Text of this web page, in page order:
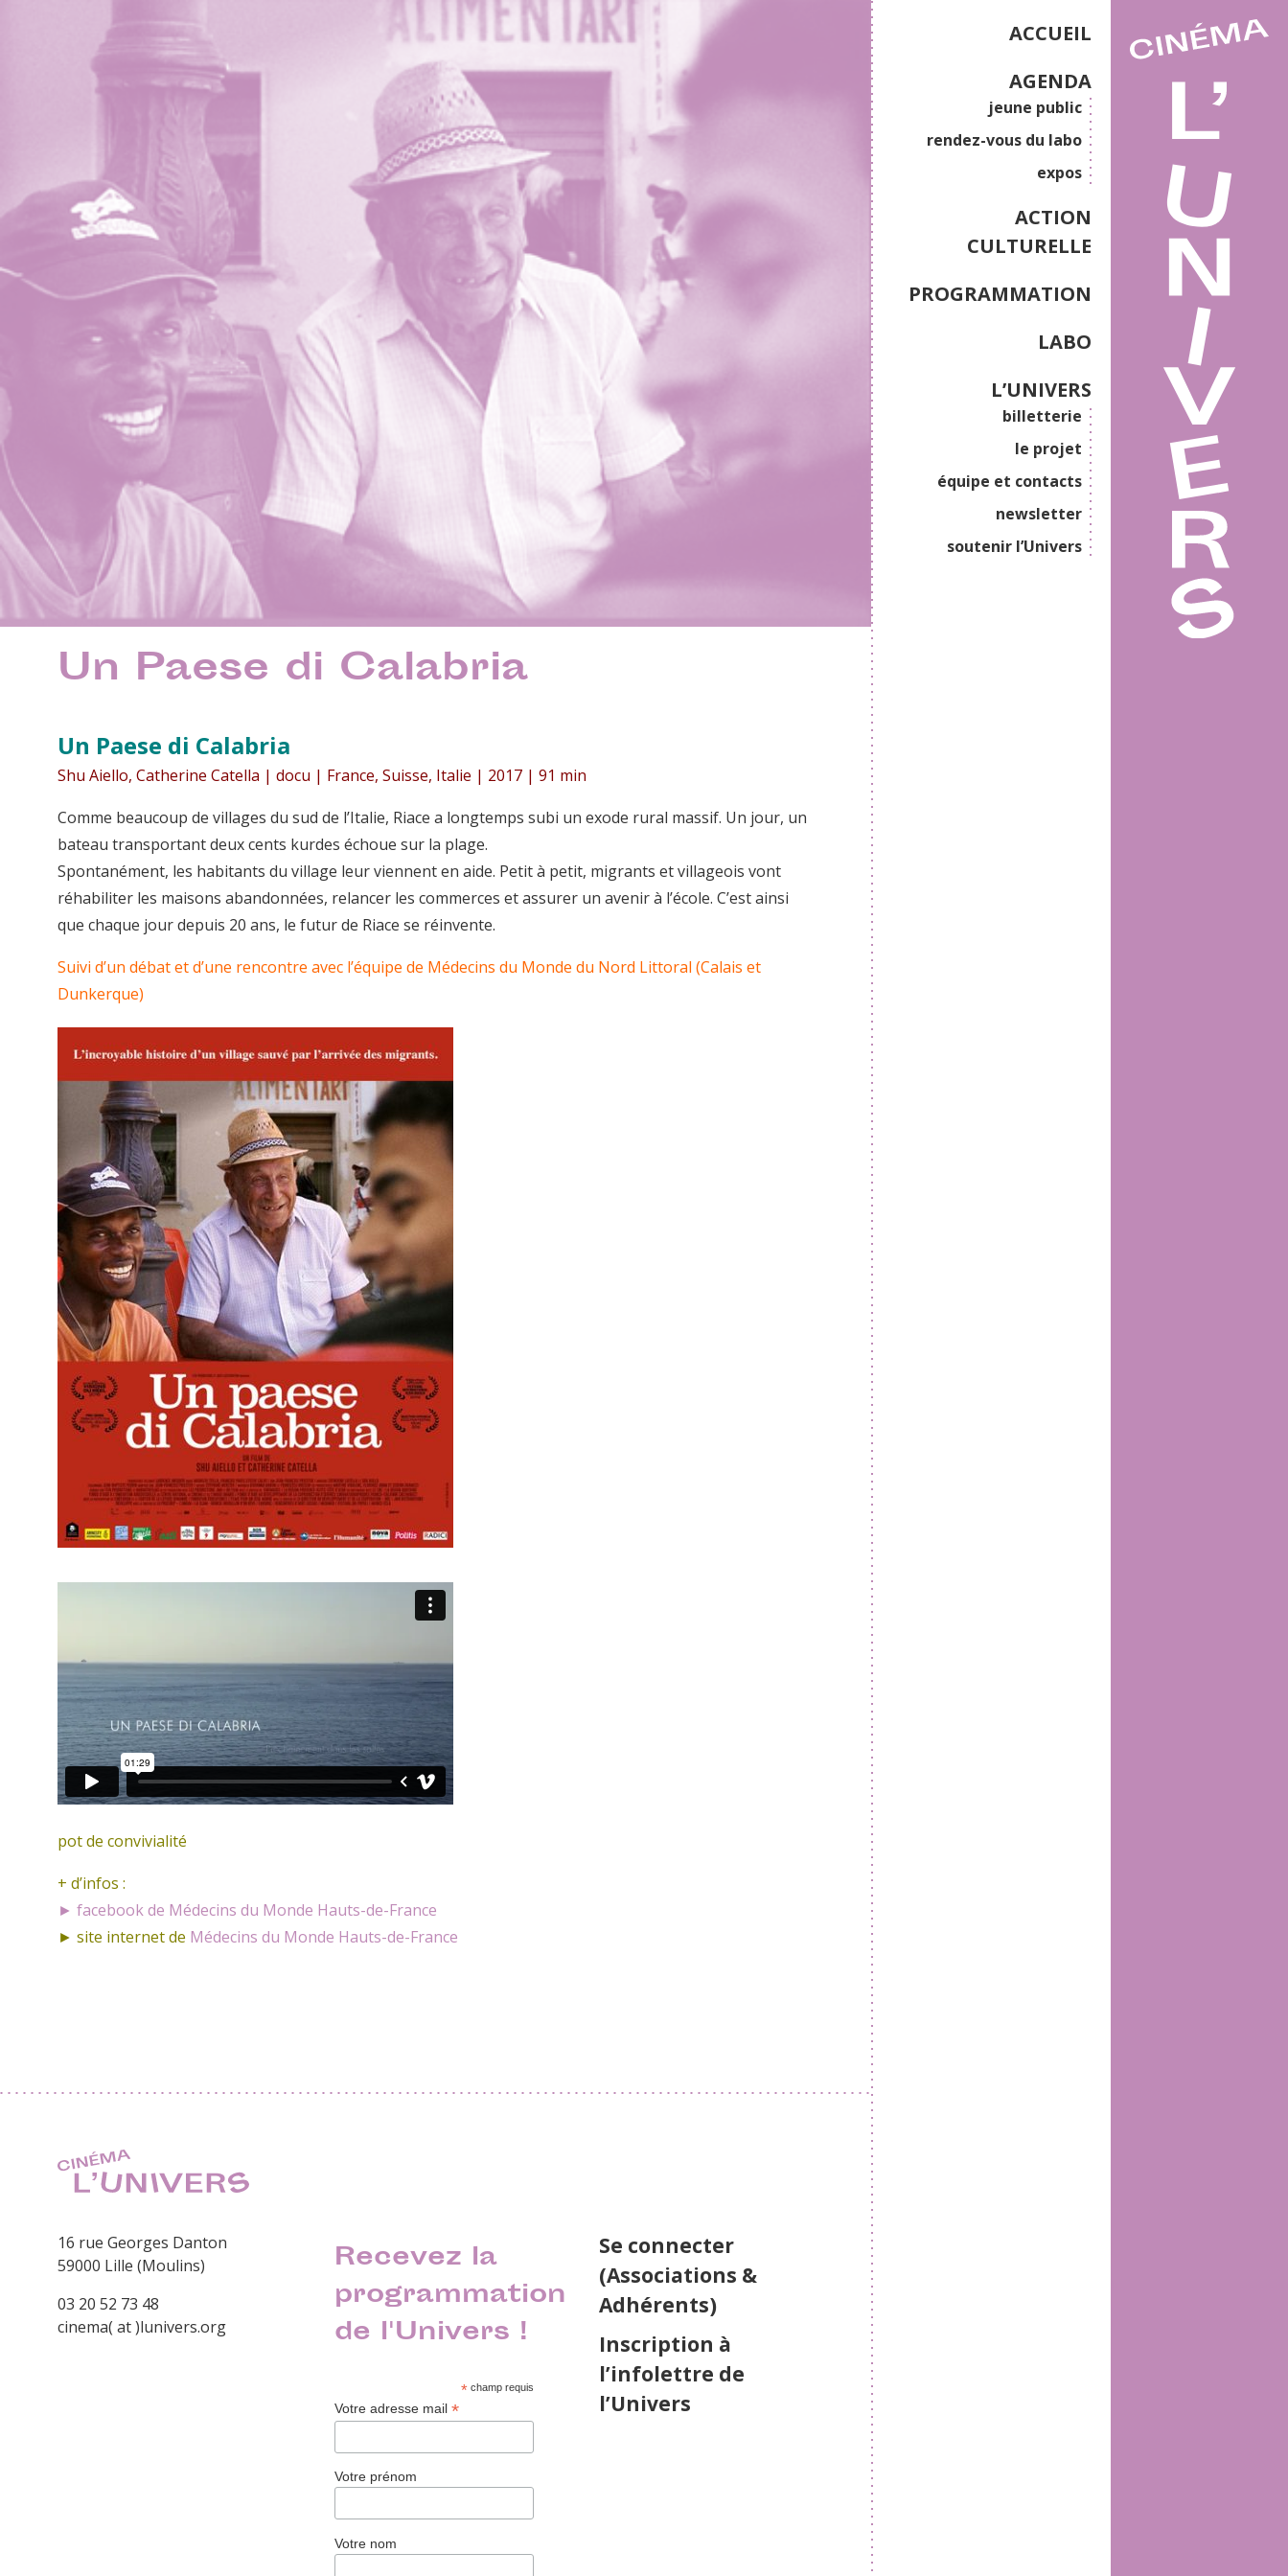
ACCUEIL
AGENDA
jeune public
rendez-vous du labo
expos
ACTION
CULTURELLE
PROGRAMMATION
LABO
L’UNIVERS
billetterie
le projet
équipe et contacts
newsletter
soutenir l’Univers
Un Paese di Calabria
Un Paese di Calabria
Shu Aiello, Catherine Catella | docu | France, Suisse, Italie | 2017 | 91 min
Comme beaucoup de villages du sud de l’Italie, Riace a longtemps subi un exode rural massif. Un jour, un
bateau transportant deux cents kurdes échoue sur la plage.
Spontanément, les habitants du village leur viennent en aide. Petit à petit, migrants et villageois vont
réhabiliter les maisons abandonnées, relancer les commerces et assurer un avenir à l’école. C’est ainsi
que chaque jour depuis 20 ans, le futur de Riace se réinvente.
Suivi d’un débat et d’une rencontre avec l’équipe de Médecins du Monde du Nord Littoral (Calais et
Dunkerque)
pot de convivialité
+ d’infos :
► facebook de Médecins du Monde Hauts-de-France
► site internet de Médecins du Monde Hauts-de-France
16 rue Georges Danton
59000 Lille (Moulins)
03 20 52 73 48
cinema( at )lunivers.org
Recevez la
programmation
de l'Univers !
*champ requis
Votre adresse mail*
Votre prénom
Votre nom
Se connecter
(Associations &
Adhérents)
Inscription à
l’infolettre de
l’Univers